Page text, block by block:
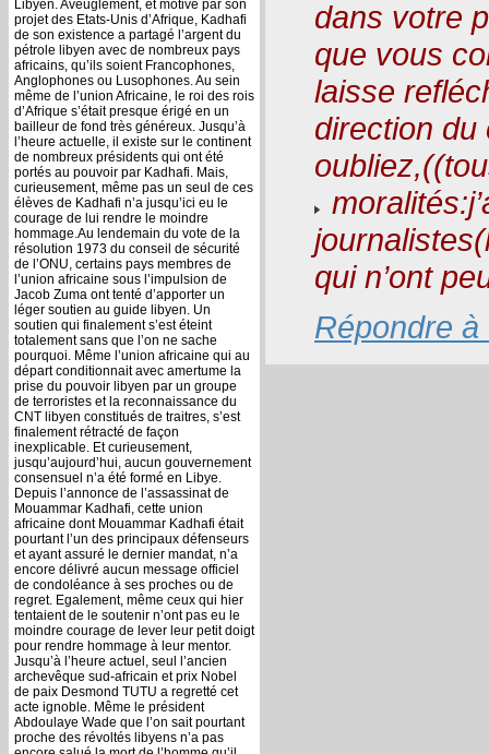
Libyen. Aveuglement, et motivé par son
projet des Etats-Unis d’Afrique, Kadhafi
de son existence a partagé l’argent du
pétrole libyen avec de nombreux pays
africains, qu’ils soient Francophones,
Anglophones ou Lusophones. Au sein
même de l’union Africaine, le roi des rois
d’Afrique s’était presque érigé en un
bailleur de fond très généreux. Jusqu’à
l’heure actuelle, il existe sur le continent
de nombreux présidents qui ont été
portés au pouvoir par Kadhafi. Mais,
curieusement, même pas un seul de ces
élèves de Kadhafi n’a jusqu’ici eu le
courage de lui rendre le moindre
hommage.Au lendemain du vote de la
résolution 1973 du conseil de sécurité
de l’ONU, certains pays membres de
l’union africaine sous l’impulsion de
Jacob Zuma ont tenté d’apporter un
léger soutien au guide libyen. Un
soutien qui finalement s’est éteint
totalement sans que l’on ne sache
pourquoi. Même l’union africaine qui au
départ conditionnait avec amertume la
prise du pouvoir libyen par un groupe
de terroristes et la reconnaissance du
CNT libyen constitués de traitres, s’est
finalement rétracté de façon
inexplicable. Et curieusement,
jusqu’aujourd’hui, aucun gouvernement
consensuel n’a été formé en Libye.
Depuis l’annonce de l’assassinat de
Mouammar Kadhafi, cette union
africaine dont Mouammar Kadhafi était
pourtant l’un des principaux défenseurs
et ayant assuré le dernier mandat, n’a
encore délivré aucun message officiel
de condoléance à ses proches ou de
regret. Egalement, même ceux qui hier
tentaient de le soutenir n’ont pas eu le
moindre courage de lever leur petit doigt
pour rendre hommage à leur mentor.
Jusqu’à l’heure actuel, seul l’ancien
archevêque sud-africain et prix Nobel
de paix Desmond TUTU a regretté cet
acte ignoble. Même le président
Abdoulaye Wade que l’on sait pourtant
proche des révoltés libyens n’a pas
dans votre
que vous
laisse
direction du
qui n’ont
Répondre